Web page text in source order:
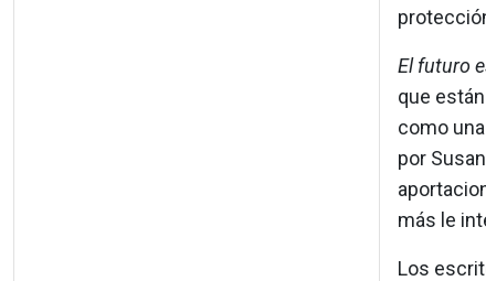
El futuro
que
como
por
más le
Los